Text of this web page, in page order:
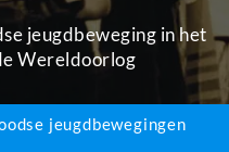
jeugdbeweging in het
Wereldoorlog
jeugdbewegingen